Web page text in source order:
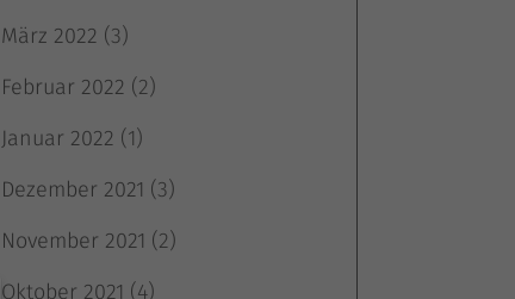
März 2022 (3)
Februar 2022 (2)
Januar 2022 (1)
Dezember 2021 (3)
November 2021 (2)
Oktober 2021 (4)